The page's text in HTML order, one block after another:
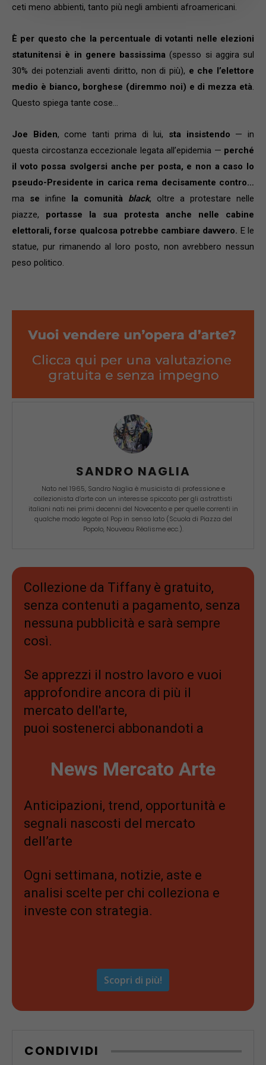
ceti meno abbienti, tanto più negli ambienti afroamericani.
È per questo che la percentuale di votanti nelle elezioni
statunitensi è in genere bassissima (spesso si aggira sul
30% dei potenziali aventi diritto, non di più), e che l’elettore
medio è bianco, borghese (diremmo noi) e di mezza età.
Questo spiega tante cose…
Joe Biden, come tanti prima di lui, sta insistendo — in
questa circostanza eccezionale legata all’epidemia — perché
il voto possa svolgersi anche per posta, e non a caso lo
pseudo-Presidente in carica rema decisamente contro…
ma se infine la comunità black, oltre a protestare nelle
piazze, portasse la sua protesta anche nelle cabine
elettorali, forse qualcosa potrebbe cambiare davvero. E le
statue, pur rimanendo al loro posto, non avrebbero nessun
peso politico.
SANDRO NAGLIA
Nato nel 1965, Sandro Naglia è musicista di professione e
collezionista d’arte con un interesse spiccato per gli astrattisti
italiani nati nei primi decenni del Novecento e per quelle correnti in
qualche modo legate al Pop in senso lato (Scuola di Piazza del
Popolo, Nouveau Réalisme ecc.).
Collezione da Tiffany è gratuito,
senza contenuti a pagamento, senza
nessuna pubblicità e sarà sempre
così.
Se apprezzi il nostro lavoro e vuoi
approfondire ancora di più il
mercato dell'arte,
puoi sostenerci abbonandoti a
News Mercato Arte
Anticipazioni, trend, opportunità e
segnali nascosti del mercato
dell’arte
Ogni settimana, notizie, aste e
analisi scelte per chi colleziona e
investe con strategia.
Scopri di più!
CONDIVIDI